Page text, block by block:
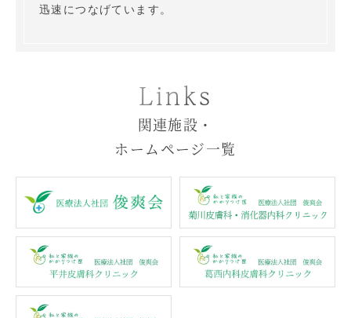
迅速につなげています。
Links
関連施設・
ホームページ一覧